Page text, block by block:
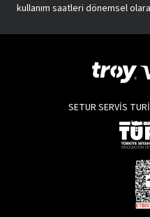
kullanım saatleri dönemsel
SETUR SERVİS